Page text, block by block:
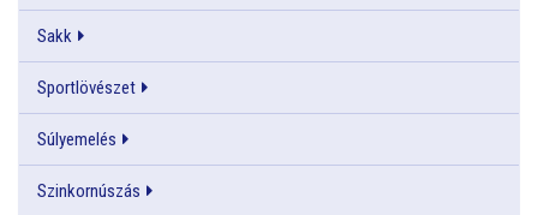
Sakk
Sportlövészet
Súlyemelés
Szinkornúszás